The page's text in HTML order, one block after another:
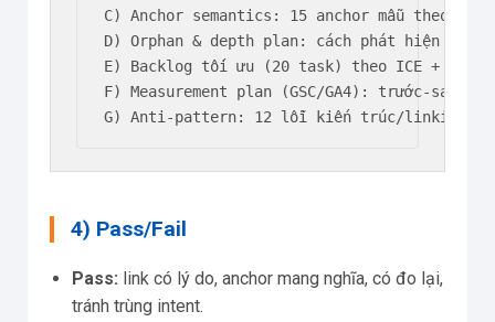
C) Anchor semantics: 15 anchor mẫu theo
D) Orphan & depth plan: cách phát hiện + xử
E) Backlog tối ưu (20 task) theo ICE +
F) Measurement plan (GSC/GA4): trước-sau,
G) Anti-pattern: 12 lỗi kiến trúc/linking làm
4) Pass/Fail
Pass: link có lý do, anchor mang nghĩa, có đo lại,
tránh trùng intent.